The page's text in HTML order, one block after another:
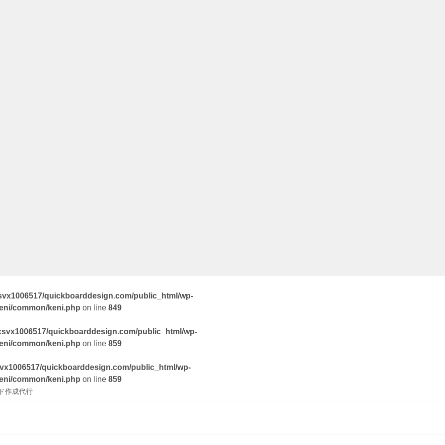
quickboarddesign.com/public_html/wp-
common/keni.php on line 849
quickboarddesign.com/public_html/wp-
common/keni.php on line 859
quickboarddesign.com/public_html/wp-
common/keni.php on line 859
作成代行